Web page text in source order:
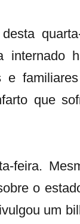
internado
e
que
feira.
o
um